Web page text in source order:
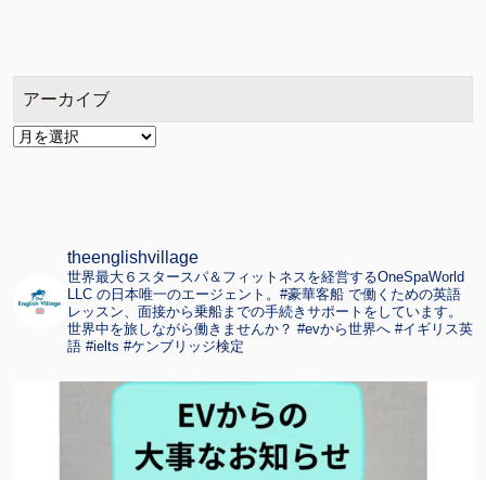
アーカイブ
ア
theenglishvillage
世界最大６スタースパ＆フィットネスを経営するOneSpaWorld
LLC の日本唯一のエージェント。#豪華客船 で働くための英語
レッスン、面接から乗船までの手続きサポートをしています。
世界中を旅しながら働きませんか？ #evから世界へ #イギリス英
語 #ielts #ケンブリッジ検定